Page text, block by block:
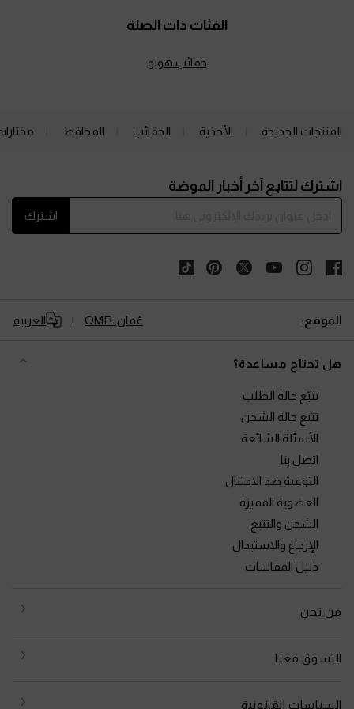
الفئات ذات الصلة
حقائب هوبو
المنتجات الجديدة الأحذية الحقائب المحافظ
اشترك لتتابع آخر أخبار الموضة
اشترك
الموقع: عُمان, OMR العربية
هل تحتاج مساعدة؟
تتبّع حالة الطلب
تتبع حالة الشحن
الأسئلة الشائعة
اتصل بنا
التوعية ضد الاحتيال
العضوية المميزة
الشحن والتتبع
الإرجاع والاستبدال
دليل المقاسات
من نحن
التسوق معنا
السياسات القانونية